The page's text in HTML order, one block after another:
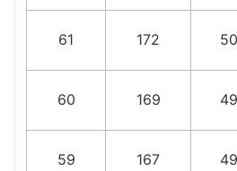
61 172
60 169
59 167